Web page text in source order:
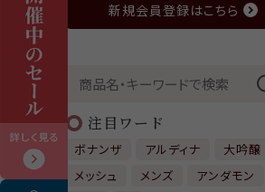
新規会員登録はこちら
注目ワード
ボナンザ アルディナ
大吟醸
メッシュ
メンズ
アンダモン